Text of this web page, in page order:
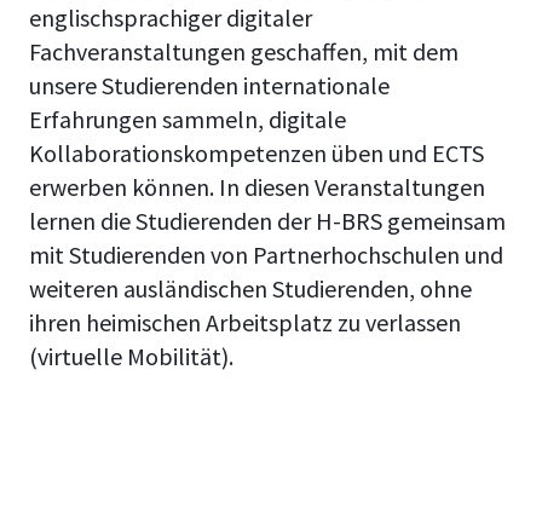
englischsprachiger digitaler
Fachveranstaltungen geschaffen, mit dem
unsere Studierenden internationale
Erfahrungen sammeln, digitale
Kollaborationskompetenzen üben und ECTS
erwerben können. In diesen Veranstaltungen
lernen die Studierenden der H-BRS gemeinsam
mit Studierenden von Partnerhochschulen und
weiteren ausländischen Studierenden, ohne
ihren heimischen Arbeitsplatz zu verlassen
(virtuelle Mobilität).